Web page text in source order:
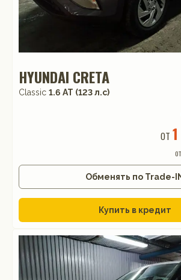
HYUNDAI CRETA
Classic 1.6 АТ (123 л.с)
от
от
Обменять по Trade-
Купить в кредит